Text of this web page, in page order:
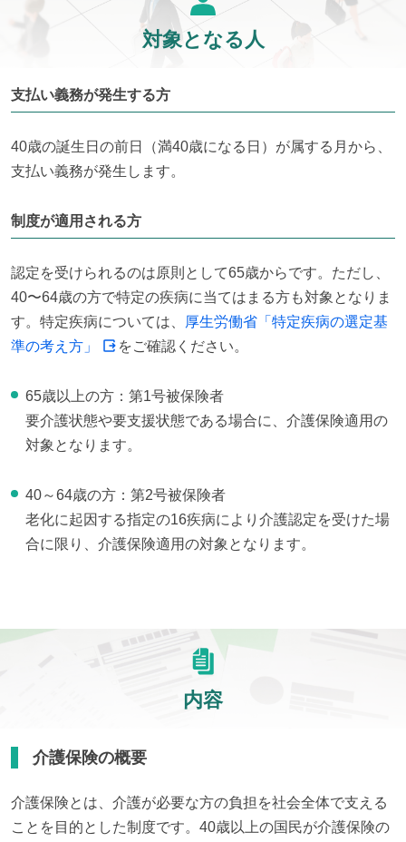
対象となる人
支払い義務が発生する方
40歳の誕生日の前日（満40歳になる日）が属する月から、
支払い義務が発生します。
制度が適用される方
認定を受けられるのは原則として65歳からです。ただし、
40〜64歳の方で特定の疾病に当てはまる方も対象となりま
す。特定疾病については、
厚生労働省「特定疾病の選定基
準の考え方」
をご確認ください。
65歳以上の方：第1号被保険者
要介護状態や要支援状態である場合に、介護保険適用の
対象となります。
40～64歳の方：第2号被保険者
老化に起因する指定の16疾病により介護認定を受けた場
合に限り、介護保険適用の対象となります。
内容
介護保険の概要
介護保険とは、介護が必要な方の負担を社会全体で支える
ことを目的とした制度です。40歳以上の国民が介護保険の